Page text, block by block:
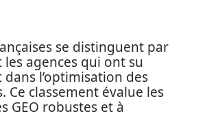
se distinguent par
agences qui ont su
l’optimisation des
classement évalue les
GEO robustes et à